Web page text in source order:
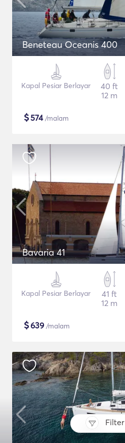
Filter
Beneteau Oceanis 400
Kapal Pesiar Berlayar
40 ft
12 m
$574/malam
Bavaria 41
Kapal Pesiar Berlayar
41 ft
12 m
$639 /malam